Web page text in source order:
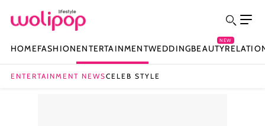
HOMEFASHIONENTERTAINMENTWEDDINGBEAUTY
NEW
ENTERTAINMENT NEWSCELEB STYLE